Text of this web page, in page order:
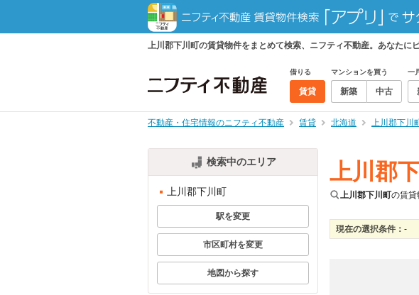
上川郡下川町の賃貸物件をまとめて検索、ニフティ不動産。あなたに
借りる
賃貸
マンションを買う
新築 中古
一
不動産・住宅情報のニフティ不動産 賃貸 北海道 上川郡下川
検索中のエリア
上川郡下川町
駅を変更
市区町村を変更
地図から探す
上川郡
上川郡下川町の賃貸
現在の選択条件： -